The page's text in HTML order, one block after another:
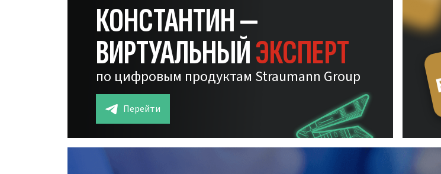
КОНСТАНТИН —
ВИРТУАЛЬНЫЙЭКСПЕРТ
по цифровым продуктам Straumann Group
Перейти